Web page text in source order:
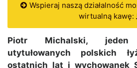
Wspieraj naszą działalność
wirtualną kawę:
Piotr Michalski,
utytułowanych polskich
ostatnich lat i wychowanek